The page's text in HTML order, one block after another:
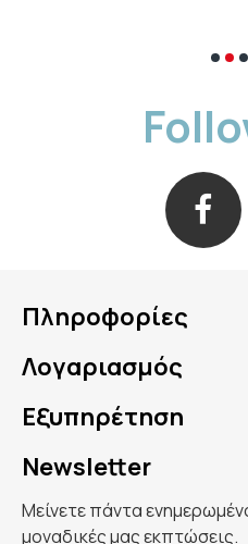
Πληροφορίες
Λογαριασμός
Εξυπηρέτηση
Newsletter
Μείνετε πάντα
μοναδικές μας εκπτώσεις.